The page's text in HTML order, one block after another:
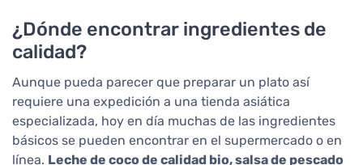
¿Dónde encontrar ingredientes de
calidad?
Aunque pueda parecer que preparar un plato así
requiere una expedición a una tienda asiática
especializada, hoy en día muchas de las ingredientes
básicos se pueden encontrar en el supermercado o en
línea. Leche de coco de calidad bio, salsa de pescado